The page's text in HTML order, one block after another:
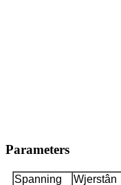
Parameters
Spanning Wjerstân